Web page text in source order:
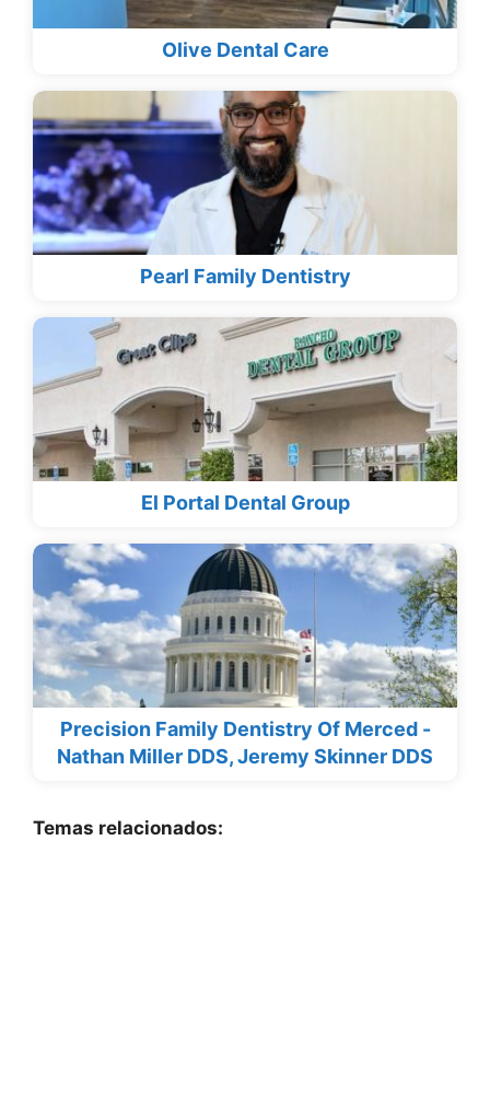
Olive Dental Care
Pearl Family Dentistry
El Portal Dental Group
Precision Family Dentistry Of Merced -
Nathan Miller DDS, Jeremy Skinner DDS
Temas relacionados: